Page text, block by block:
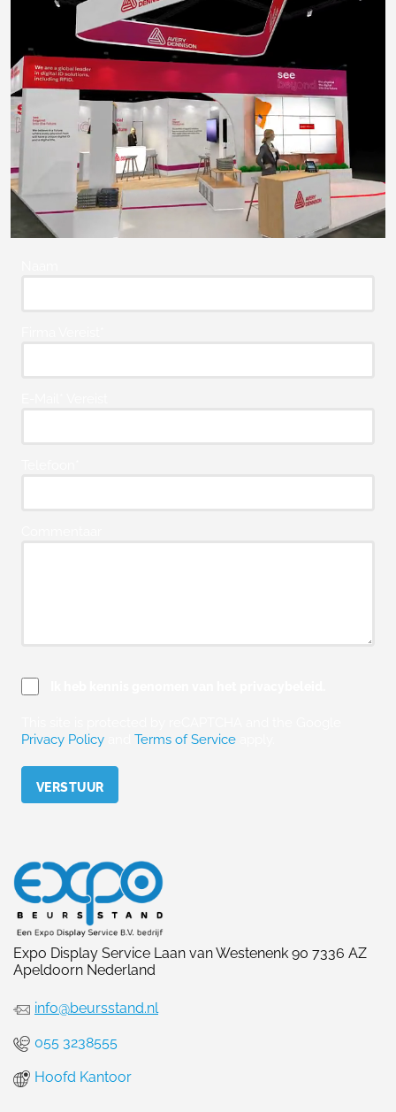
Privacy Policy
Terms of Service
Expo Display Service Laan van Westenenk 90 7336 AZ
Apeldoorn Nederland
info@beursstand.nl
055 3238555
Hoofd Kantoor